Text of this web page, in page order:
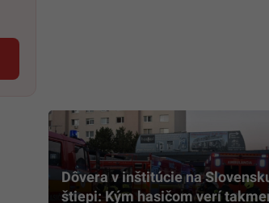
Dôvera v inštitúcie na
štiepi: Kým hasičom verí